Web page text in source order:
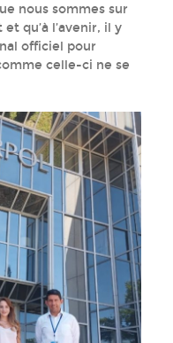
nous sommes sur
qu’à l’avenir, il y
officiel pour
celle-ci ne se